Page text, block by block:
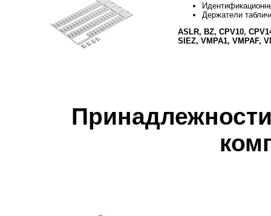
Держатели
ASLR, BZ, CPV10,
SIEZ, VMPA1, VMPAF,